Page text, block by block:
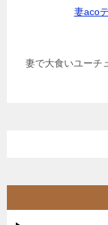
妻aco
妻で大食いユーチ